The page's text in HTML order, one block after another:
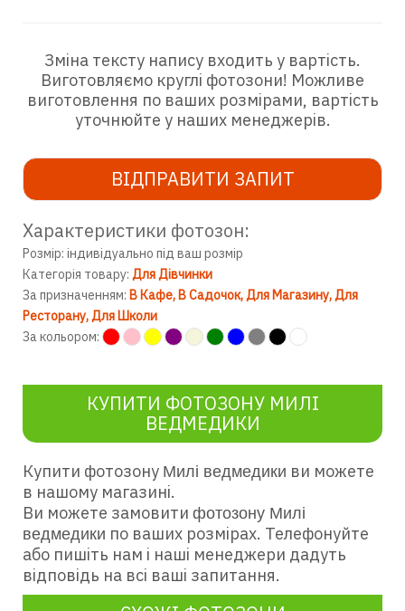
Зміна тексту напису входить у вартість.
Виготовляємо круглі фотозони! Можливе
виготовлення по ваших розмірами, вартість
уточнюйте у наших менеджерів.
ВІДПРАВИТИ ЗАПИТ
Характеристики фотозон:
Розмір: індивідуально під ваш розмір
Категорія товару: Для Дівчинки
За призначенням: В Кафе В Садочок Для Магазину Для
Ресторану Для Школи
За кольором:
КУПИТИ ФОТОЗОНУ МИЛІ
ВЕДМЕДИКИ
Купити фотозону Милі ведмедики ви можете
в нашому магазині.
Ви можете замовити фотозону Милі
ведмедики по ваших розмірах. Телефонуйте
або пишіть нам і наші менеджери дадуть
відповідь на всі ваші запитання.